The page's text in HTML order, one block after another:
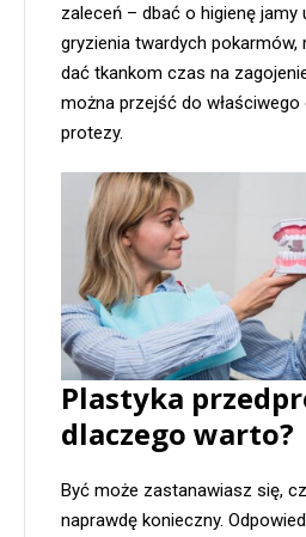
zaleceń – dbać o higienę jamy
gryzienia twardych pokarmów,
dać tkankom czas na
można przejść do
protezy.
Plastyka
dlaczego warto?
Być może zastanawiasz się,
naprawdę konieczny.